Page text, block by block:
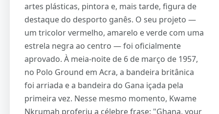
artes plásticas, pintora e, mais tarde, figura de
destaque do desporto ganês. O seu projeto —
um tricolor vermelho, amarelo e verde com uma
estrela negra ao centro — foi oficialmente
aprovado. À meia-noite de 6 de março de 1957,
no Polo Ground em Acra, a bandeira britânica
foi arriada e a bandeira do Gana içada pela
primeira vez. Nesse mesmo momento, Kwame
Nkrumah proferiu a célebre frase: "Ghana, your